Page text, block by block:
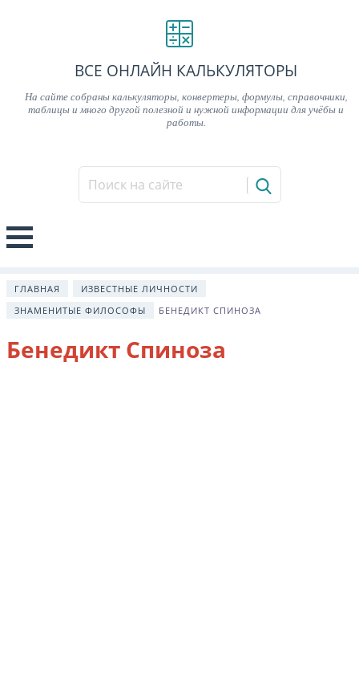
ВСЕ ОНЛАЙН КАЛЬКУЛЯТОРЫ
На сайте собраны калькуляторы, конвертеры, формулы, справочники,
таблицы и много другой полезной и нужной информации для учёбы и
работы.
ГЛАВНАЯ
ИЗВЕСТНЫЕ ЛИЧНОСТИ
ЗНАМЕНИТЫЕ ФИЛОСОФЫ
БЕНЕДИКТ СПИНОЗА
Бенедикт Спиноза